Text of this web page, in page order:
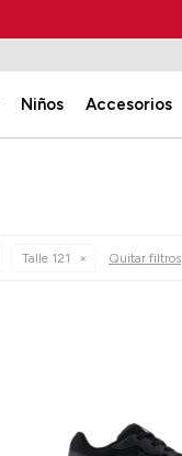
Niños Accesorios
Talle 121 Quitar filtros